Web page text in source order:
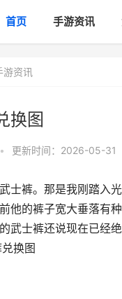
首页 手游资讯
游资讯
换图
• 更新时间：2026-05-31
士裤。那是我刚踏入
他的裤子宽大垂落有
武士裤还说现在已经
换图